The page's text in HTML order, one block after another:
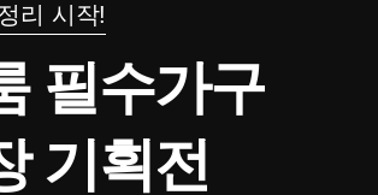
리 시작!
필수가구
기획전